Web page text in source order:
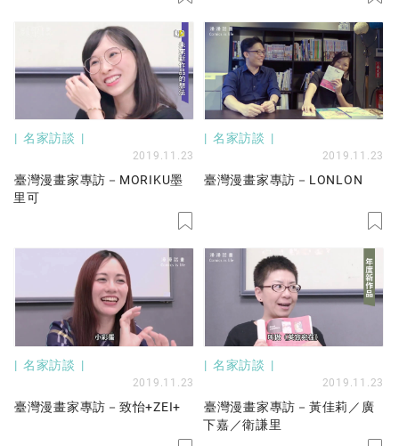
名家訪談
2019.11.23
臺灣漫畫家專訪－MORIKU墨
里可
名家訪談
2019.11.23
臺灣漫畫家專訪－LONLON
名家訪談
2019.11.23
臺灣漫畫家專訪－致怡+ZEI+
名家訪談
2019.11.23
臺灣漫畫家專訪－黃佳莉／廣
下嘉／衛謙里